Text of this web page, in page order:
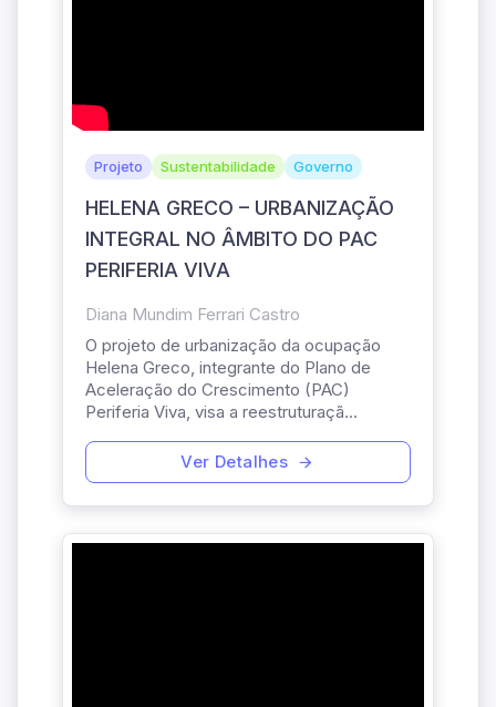
Projeto Sustentabilidade Governo
HELENA GRECO – URBANIZAÇÃO
INTEGRAL NO ÂMBITO DO PAC
PERIFERIA VIVA
Diana Mundim Ferrari Castro
O projeto de urbanização da ocupação
Helena Greco, integrante do Plano de
Aceleração do Crescimento (PAC)
Periferia Viva, visa a reestruturaçã...
Ver Detalhes